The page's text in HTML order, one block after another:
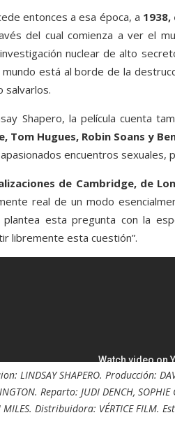
entonces a esa época, a
del cual comienza a ver el
nuclear de alto
está al borde de la
salvarlos.
Shapero, la película cuenta
Tom Hugues, Robin Soans y
encuentros sexuales,
de Cambridge, de
real de un modo
plantea esta pregunta con la
libremente esta cuestión”.
LINDSAY SHAPERO. Producción:
Reparto: JUDI DENCH,
MILES. Distribuidora: VÉRTICE FILM.